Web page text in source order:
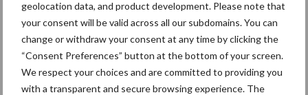
geolocation data, and product development. Please note that
your consent will be valid across all our subdomains. You can
change or withdraw your consent at any time by clicking the
“Consent Preferences” button at the bottom of your screen.
We respect your choices and are committed to providing you
with a transparent and secure browsing experience. The
23 dec
10 praktisch tips om je voor te
bereiden op mogelijke uitval van het
stroomnet